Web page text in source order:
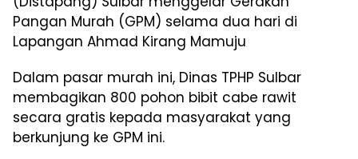
Pangan Murah (GPM) selama dua hari di
Lapangan Ahmad Kirang Mamuju
Dalam pasar murah ini, Dinas TPHP Sulbar
membagikan 800 pohon bibit cabe rawit
secara gratis kepada masyarakat yang
berkunjung ke GPM ini.